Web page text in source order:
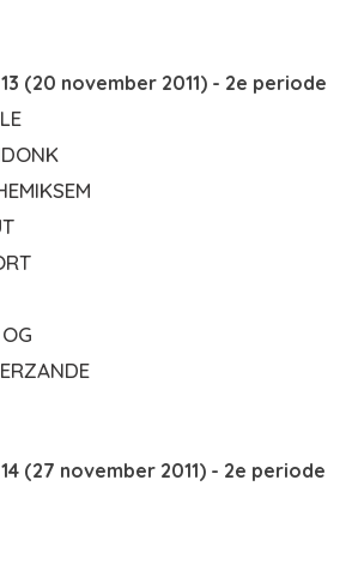
(20 november 2011) - 2e periode
(27 november 2011) - 2e periode